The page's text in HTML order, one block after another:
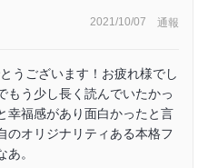
2021/10/07 通報
うございます！お疲れ様でし
もう少し長く読んでいたかっ
幸福感があり面白かったと言
のオリジナリティある本格フ
。